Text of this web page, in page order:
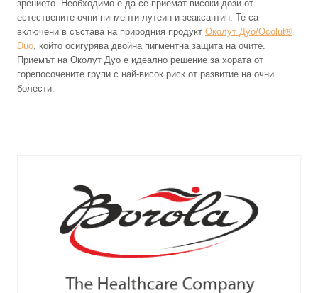
зрението. Необходимо е да се приемат високи дози от
естествените очни пигменти лутеин и зеаксантин. Те са
включени в състава на природния продукт Околут Дуо/Ocolut®
Duo , който осигурява двойна пигментна защита на очите.
Приемът на Околут Дуо е идеално решение за хората от
горепосочените групи с най-висок риск от развитие на очни
болести.